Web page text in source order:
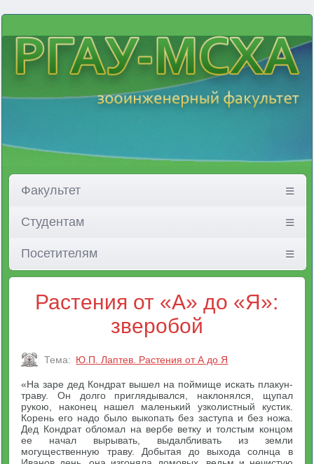
Факультет
Студентам
Посетителям
Растения от «А» до «Я»:
зверобой
Тема: Ю.П. Лаптев. Растения от А до Я
«На заре дед Кондрат вышел на поймище искать плакун-
траву. Он долго приглядывался, наклонялся, щупал
рукою, наконец нашел маленький узколистный кустик.
Корень его надо было выкопать без заступа и без ножа.
Дед Кондрат обломал на вербе ветку и толстым концом
ее начал вырывать, выдалбливать из земли
могущественную траву. Добытая до выхода солнца в